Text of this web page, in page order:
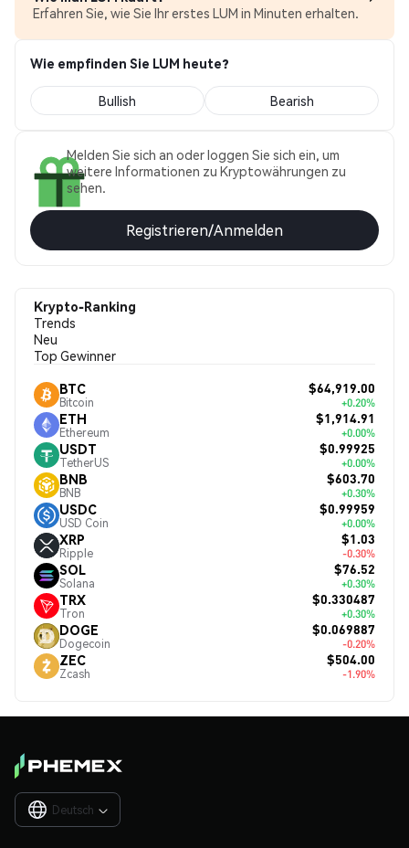
Erfahren Sie, wie Sie Ihr erstes LUM in Minuten erhalten.
Wie empfinden Sie LUM heute?
Bullish Bearish
Melden Sie sich an oder loggen Sie sich ein, um
weitere Informationen zu Kryptowährungen zu
sehen.
Registrieren/Anmelden
Krypto-Ranking
Trends
Neu
Top Gewinner
BTC
Bitcoin
$64,919.00
+0.20%
ETH
Ethereum
$1,914.91
+0.00%
USDT
TetherUS
$0.99925
+0.00%
BNB
BNB
$603.70
+0.30%
USDC
USD Coin
$0.99959
+0.00%
XRP
Ripple
$1.03
-0.30%
SOL
Solana
$76.52
+0.30%
TRX
Tron
$0.330487
+0.30%
DOGE
Dogecoin
$0.069887
-0.20%
ZEC
Zcash
$504.00
-1.90%
Deutsch 